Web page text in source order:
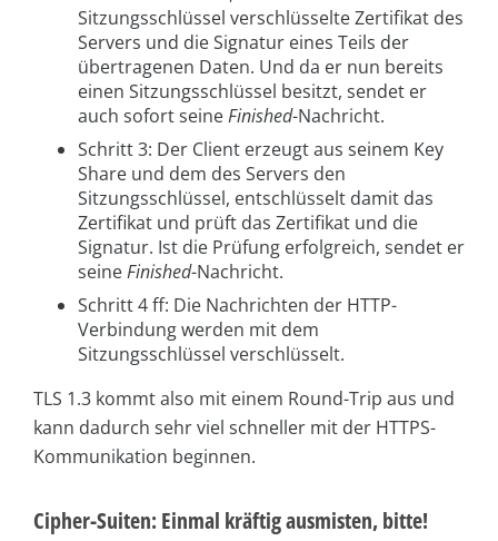
Sitzungsschlüssel verschlüsselte Zertifikat des
Servers und die Signatur eines Teils der
übertragenen Daten. Und da er nun bereits
einen Sitzungsschlüssel besitzt, sendet er
auch sofort seineFinished-Nachricht.
Schritt 3: Der Client erzeugt aus seinem Key
Share und dem des Servers den
Sitzungsschlüssel, entschlüsselt damit das
Zertifikat und prüft das Zertifikat und die
Signatur. Ist die Prüfung erfolgreich, sendet er
seineFinished-Nachricht.
Schritt 4 ff: Die Nachrichten der HTTP-
Verbindung werden mit dem
Sitzungsschlüssel verschlüsselt.
TLS 1.3 kommt also mit einem Round-Trip aus und
kann dadurch sehr viel schneller mit der HTTPS-
Kommunikation beginnen.
Cipher-Suiten: Einmal kräftig ausmisten, bitte!